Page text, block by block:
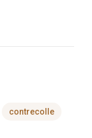
contrecolle